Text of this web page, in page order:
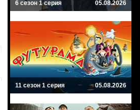
6 сезон 1 серия 05.08.2026
11 сезон 1 серия 05.08.2026